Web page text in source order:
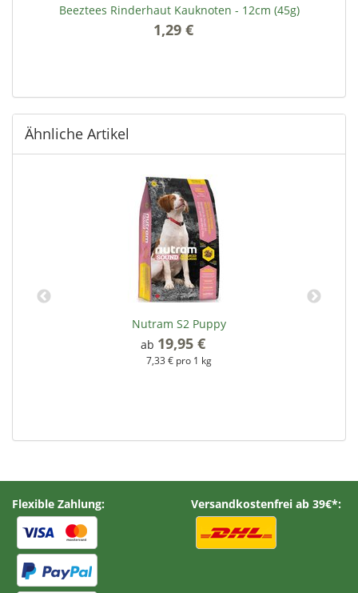
Beeztees Rinderhaut Kauknoten - 12cm (45g)
1,29 €
Ähnliche Artikel
Nutram S2 Puppy
ab 19,95 €
7,33 € pro 1 kg
Flexible Zahlung: Versandkostenfrei ab 39€*: